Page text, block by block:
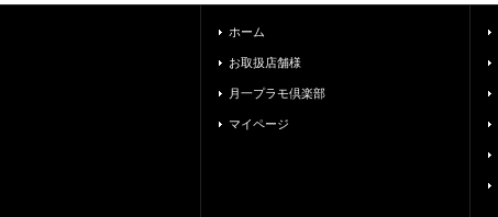
ホーム
お取扱店舗様
月一プラモ倶楽部
マイページ